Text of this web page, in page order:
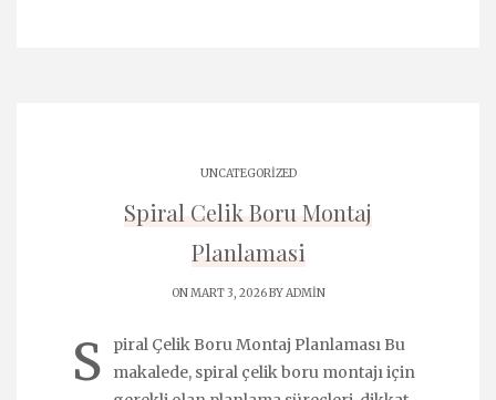
UNCATEGORIZED
Spiral Celik Boru Montaj
Planlamasi
ON MART 3, 2026 BYADMIN
S
piral Çelik Boru Montaj Planlaması Bu
makalede, spiral çelik boru montajı için